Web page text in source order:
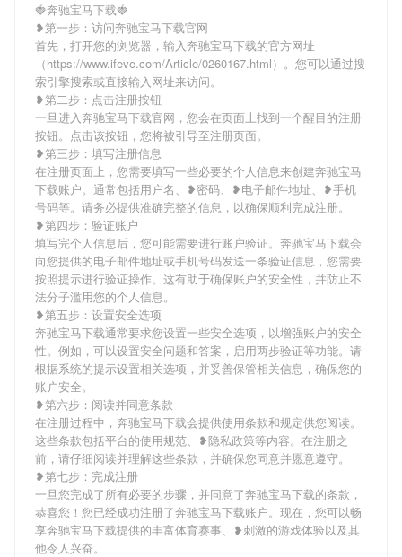
🍓奔驰宝马下载🍓
❥第一步：访问奔驰宝马下载官网
首先，打开您的浏览器，输入奔驰宝马下载的官方网址
（https://www.ifeve.com/Article/0260167.html）。您可以通过搜
索引擎搜索或直接输入网址来访问。
❥第二步：点击注册按钮
一旦进入奔驰宝马下载官网，您会在页面上找到一个醒目的注册
按钮。点击该按钮，您将被引导至注册页面。
❥第三步：填写注册信息
在注册页面上，您需要填写一些必要的个人信息来创建奔驰宝马
下载账户。通常包括用户名、❥密码、❥电子邮件地址、❥手机
号码等。请务必提供准确完整的信息，以确保顺利完成注册。
❥第四步：验证账户
填写完个人信息后，您可能需要进行账户验证。奔驰宝马下载会
向您提供的电子邮件地址或手机号码发送一条验证信息，您需要
按照提示进行验证操作。这有助于确保账户的安全性，并防止不
法分子滥用您的个人信息。
❥第五步：设置安全选项
奔驰宝马下载通常要求您设置一些安全选项，以增强账户的安全
性。例如，可以设置安全问题和答案，启用两步验证等功能。请
根据系统的提示设置相关选项，并妥善保管相关信息，确保您的
账户安全。
❥第六步：阅读并同意条款
在注册过程中，奔驰宝马下载会提供使用条款和规定供您阅读。
这些条款包括平台的使用规范、❥隐私政策等内容。在注册之
前，请仔细阅读并理解这些条款，并确保您同意并愿意遵守。
❥第七步：完成注册
一旦您完成了所有必要的步骤，并同意了奔驰宝马下载的条款，
恭喜您！您已经成功注册了奔驰宝马下载账户。现在，您可以畅
享奔驰宝马下载提供的丰富体育赛事、❥刺激的游戏体验以及其
他令人兴奋。